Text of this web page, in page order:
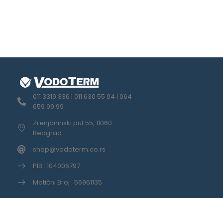
011 3319 336 | 011 630 55 04 | 064
659 99 99
Zrenjaninski put 55, 11060
Beograd
shop@vodoterm.co.rs
PIB : 104006797
Matični Broj : 56961135